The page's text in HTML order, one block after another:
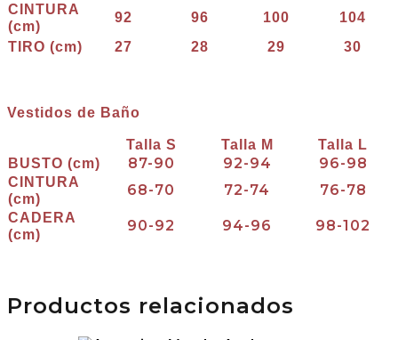
CINTURA
(cm)
92 96 100
104
TIRO (cm)
27 28 29 30
Vestidos de Baño
Talla S Talla M
Talla L
BUSTO (cm)
87-90 92-94 96-98
CINTURA
(cm)
68-70 72-74 76-78
CADERA
(cm)
90-92 94-96 98-102
Productos relacionados